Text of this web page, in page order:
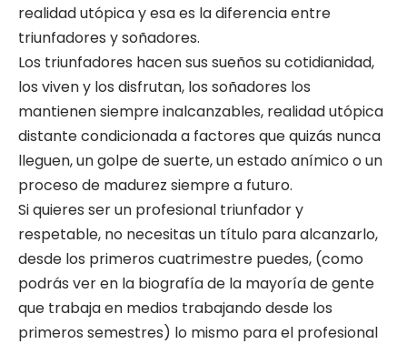
realidad utópica y esa es la diferencia entre
triunfadores y soñadores.
Los triunfadores hacen sus sueños su cotidianidad,
los viven y los disfrutan, los soñadores los
mantienen siempre inalcanzables, realidad utópica
distante condicionada a factores que quizás nunca
lleguen, un golpe de suerte, un estado anímico o un
proceso de madurez siempre a futuro.
Si quieres ser un profesional triunfador y
respetable, no necesitas un título para alcanzarlo,
desde los primeros cuatrimestre puedes, (como
podrás ver en la biografía de la mayoría de gente
que trabaja en medios trabajando desde los
primeros semestres) lo mismo para el profesional